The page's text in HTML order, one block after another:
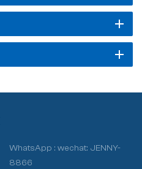
WhatsApp :wechat: JENNY-
8866